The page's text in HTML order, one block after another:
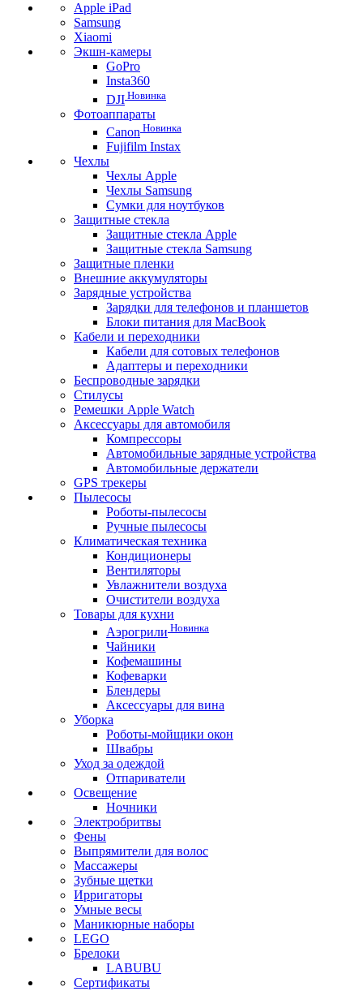
Apple iPad
Samsung
Xiaomi
Экшн-камеры
GoPro
Insta360
DJI Новинка
Фотоаппараты
Canon Новинка
Fujifilm Instax
Чехлы
Чехлы Apple
Чехлы Samsung
Сумки для ноутбуков
Защитные стекла
Защитные стекла Apple
Защитные стекла Samsung
Защитные пленки
Внешние аккумуляторы
Зарядные устройства
Зарядки для телефонов и планшетов
Блоки питания для MacBook
Кабели и переходники
Кабели для сотовых телефонов
Адаптеры и переходники
Беспроводные зарядки
Стилусы
Ремешки Apple Watch
Аксессуары для автомобиля
Компрессоры
Автомобильные зарядные устройства
Автомобильные держатели
GPS трекеры
Пылесосы
Роботы-пылесосы
Ручные пылесосы
Климатическая техника
Кондиционеры
Вентиляторы
Увлажнители воздуха
Очистители воздуха
Товары для кухни
Аэрогрили Новинка
Чайники
Кофемашины
Кофеварки
Блендеры
Аксессуары для вина
Уборка
Роботы-мойщики окон
Швабры
Уход за одеждой
Отпариватели
Освещение
Ночники
Электробритвы
Фены
Выпрямители для волос
Массажеры
Зубные щетки
Ирригаторы
Умные весы
Маникюрные наборы
LEGO
Брелоки
LABUBU
Сертификаты